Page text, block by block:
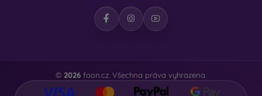
© 2026 foon.cz. Všechna práva vyhrazena.